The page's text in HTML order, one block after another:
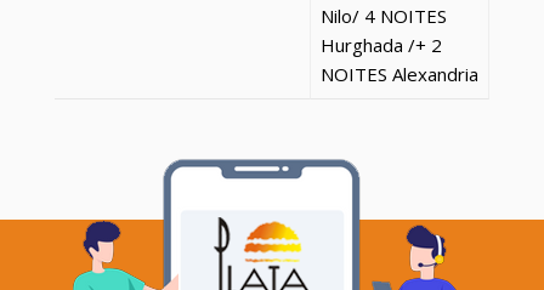
Nilo/ 4 NOITES
Hurghada /+ 2
NOITES Alexandria